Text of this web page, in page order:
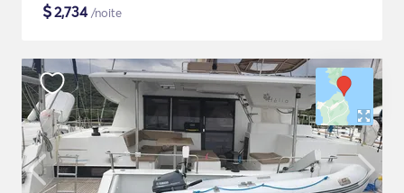
$2,734/noite